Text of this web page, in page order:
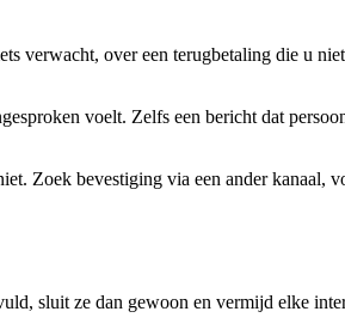
over een terugbetaling die u
voelt. Zelfs een bericht dat
Zoek bevestiging via een ander kanaal,
sluit ze dan gewoon en vermijd elke